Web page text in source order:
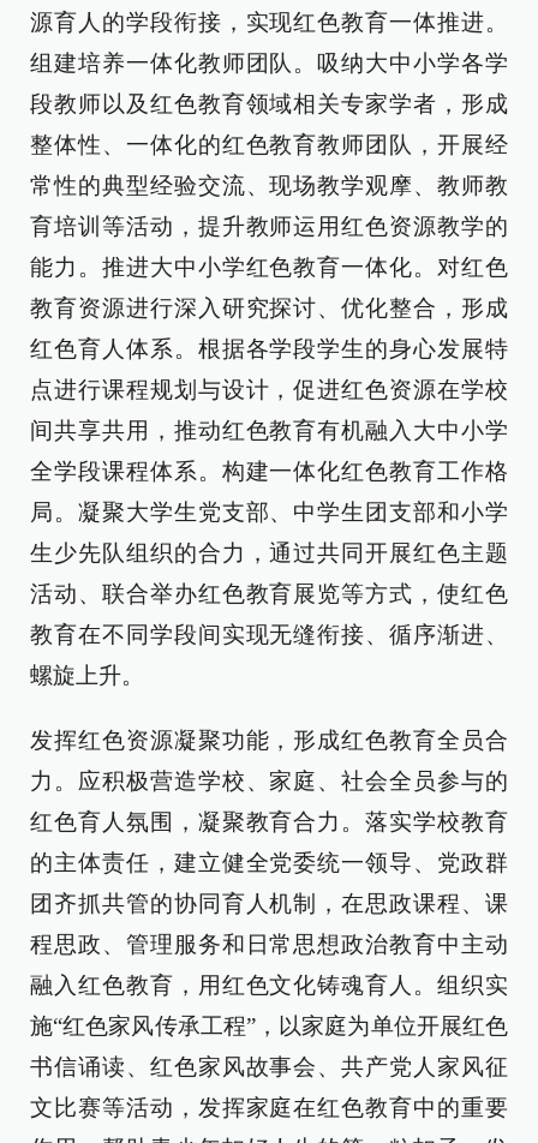
源育人的学段衔接，实现红色教育一体推进。
组建培养一体化教师团队。吸纳大中小学各学
段教师以及红色教育领域相关专家学者，形成
整体性、一体化的红色教育教师团队，开展经
常性的典型经验交流、现场教学观摩、教师教
育培训等活动，提升教师运用红色资源教学的
能力。推进大中小学红色教育一体化。对红色
教育资源进行深入研究探讨、优化整合，形成
红色育人体系。根据各学段学生的身心发展特
点进行课程规划与设计，促进红色资源在学校
间共享共用，推动红色教育有机融入大中小学
全学段课程体系。构建一体化红色教育工作格
局。凝聚大学生党支部、中学生团支部和小学
生少先队组织的合力，通过共同开展红色主题
活动、联合举办红色教育展览等方式，使红色
教育在不同学段间实现无缝衔接、循序渐进、
螺旋上升。
发挥红色资源凝聚功能，形成红色教育全员合
力。应积极营造学校、家庭、社会全员参与的
红色育人氛围，凝聚教育合力。落实学校教育
的主体责任，建立健全党委统一领导、党政群
团齐抓共管的协同育人机制，在思政课程、课
程思政、管理服务和日常思想政治教育中主动
融入红色教育，用红色文化铸魂育人。组织实
施“红色家风传承工程”，以家庭为单位开展红色
书信诵读、红色家风故事会、共产党人家风征
文比赛等活动，发挥家庭在红色教育中的重要